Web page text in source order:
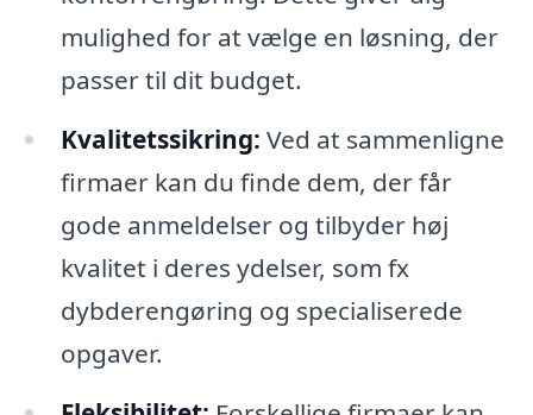
mulighed for at vælge en løsning, der
passer til dit budget.
Kvalitetssikring: Ved at sammenligne
firmaer kan du finde dem, der får
gode anmeldelser og tilbyder høj
kvalitet i deres ydelser, som fx
dybderengøring og specialiserede
opgaver.